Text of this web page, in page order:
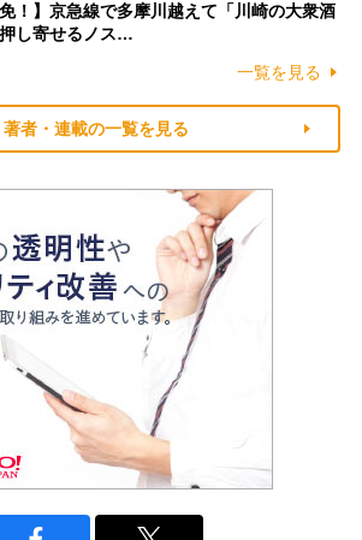
！】京急線で多摩川越えて「川崎の大衆酒
し寄せるノス…
一覧を見る
著者・連載の一覧を見る